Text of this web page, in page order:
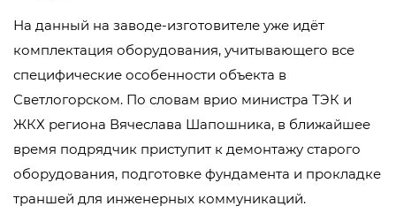
На данный на заводе-изготовителе уже идёт
комплектация оборудования, учитывающего все
специфические особенности объекта в
Светлогорском. По словам врио министра ТЭК и
ЖКХ региона Вячеслава Шапошника, в ближайшее
время подрядчик приступит к демонтажу старого
оборудования, подготовке фундамента и прокладке
траншей для инженерных коммуникаций.